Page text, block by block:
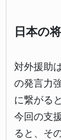
日本の
対外援助
の発言力
に繋がる
今回の支
ると、そ